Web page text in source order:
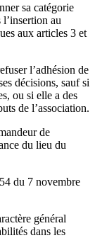
sa catégorie
au
aux articles 3 et
l’adhésion de
décisions, sauf si
ou si elle a des
de l’association.
de
du lieu du
du 7 novembre
général
dans les